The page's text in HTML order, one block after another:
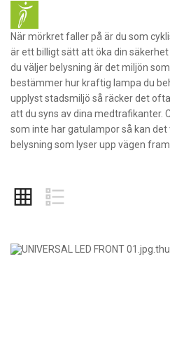
När mörkret faller på är du som
är ett billigt sätt att öka din
du väljer belysning är det miljön
bestämmer hur kraftig lampa du
upplyst stadsmiljö så räcker det
att du syns av dina medtrafikanter.
som inte har gatulampor så kan
belysning som lyser upp vägen